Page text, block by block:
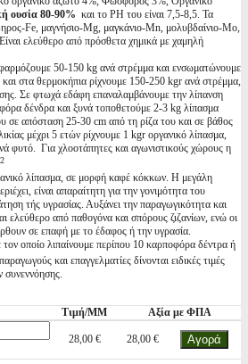
ουσία 80-90% και το PΗ του είναι 7,5-8,5. Τα
Fe, μαγνήσιο-Mg, μαγκάνιο-Mn, μολυβδαίνιο-Mo,
ελεύθερο από πρόσθετα χημικά με χαμηλή
50-150 kg ανά στρέμμα και ενσωματώνουμε
στα θερμοκήπια ρίχνουμε 150-250 kgr ανά στρέμμα,
Σε φτωχά εδάφη επαναλαμβάνουμε την λίπανση
δένδρα και ξυνά τοποθετούμε 2-3 kg λίπασμα
σε απόσταση 25-30 cm από τη ρίζα του και σε βάθος
μέχρι 5 ετών ρίχνουμε 1 kgr οργανικό λίπασμα,
φυτό. Για χλοοτάπητες και αγωνιστικούς χώρους η
2
λίπασμα, σε μορφή καφέ κόκκων. Η μεγάλη
είναι απαραίτητη για την γονιμότητα του
τής υγρασίας. Αυξάνει την παραγωγικότητα και
ελεύθερο από παθογόνα και σπόρους ζιζανίων, ενώ οι
σε επαφή με το έδαφος ή την υγρασία.
οποίο λιπαίνουμε περίπου 10 καρποφόρα δέντρα ή
και επαγγελματίες δίνονται ειδικές τιμές
συνεννόησης.
Τιμή/ΜΜ Αξία με ΦΠΑ
28,00 € 28,00 €